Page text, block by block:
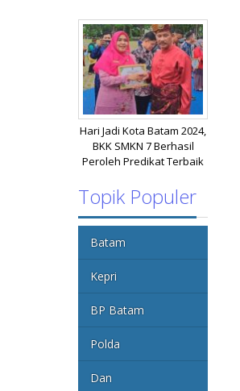
Hari Jadi Kota Batam 2024,
BKK SMKN 7 Berhasil
Peroleh Predikat Terbaik
Topik Populer
Batam
Kepri
BP Batam
Polda
Dan